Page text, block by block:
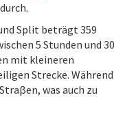
Split beträgt 359
5 Stunden und 30
mit kleineren
Strecke. Während
was auch zu